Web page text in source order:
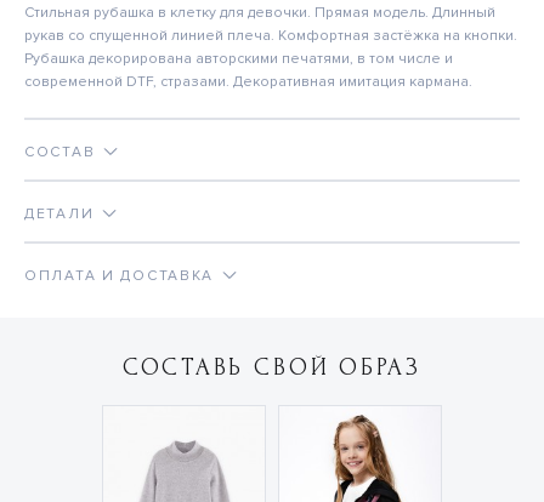
Стильная рубашка в клетку для девочки. Прямая модель. Длинный
рукав со спущенной линией плеча. Комфортная застёжка на кнопки.
Рубашка декорирована авторскими печатями, в том числе и
современной DTF, стразами. Декоративная имитация кармана.
СОСТАВ
ДЕТАЛИ
ОПЛАТА И ДОСТАВКА
СОСТАВЬ СВОЙ ОБРАЗ